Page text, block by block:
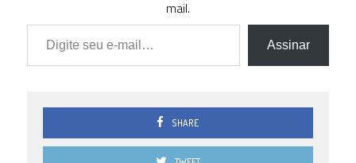
mail.
Digite seu e-mail…
Assinar
SHARE